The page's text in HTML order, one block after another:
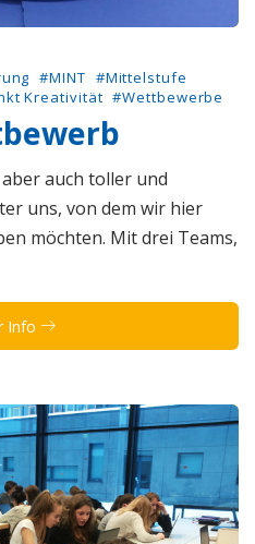
#MINT #Mittelstufe
Kreativität #Wettbewerbe
auch toller und
uns, von dem wir hier
möchten. Mit drei Teams,
Info